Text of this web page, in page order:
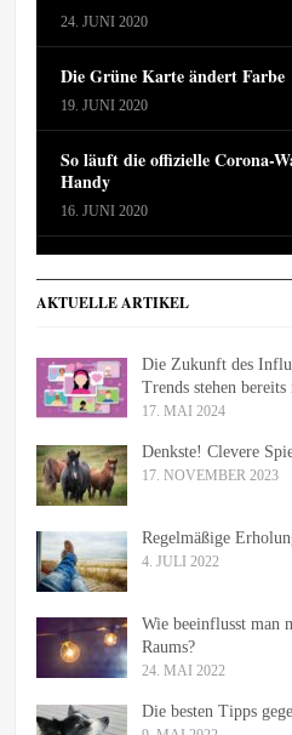
24. JUNI 2020
Die Grüne Karte ändert Farbe
19. JUNI 2020
So läuft die offizielle Corona-
Handy
16. JUNI 2020
AKTUELLE ARTIKEL
Die Zukunft des
Trends stehen
17. MAI 2024
Denkste! Clevere
17. NOVEMBER 2023
Regelmäßige
4. JULI 2022
Wie beeinflusst man
Raums?
24. MAI 2022
Die besten Tipps